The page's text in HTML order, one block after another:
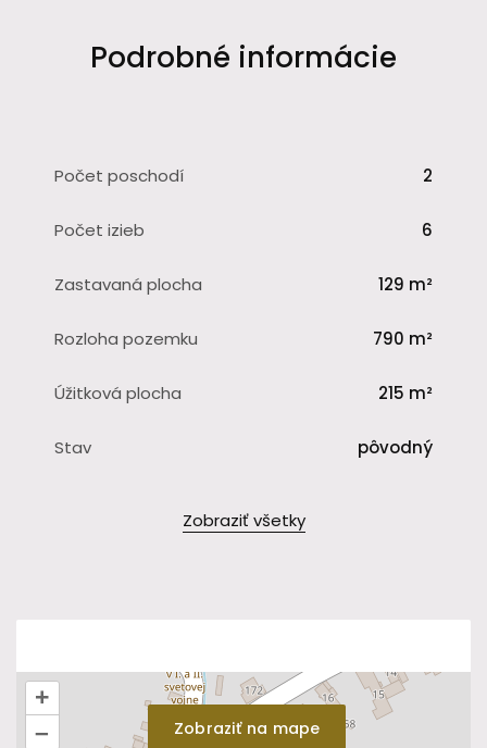
Podrobné informácie
Počet poschodí 2
Počet izieb 6
Zastavaná plocha 129 m²
Rozloha pozemku 790 m²
Úžitková plocha 215 m²
Stav pôvodný
Zobraziť všetky
Zobraziť na mape
+
–